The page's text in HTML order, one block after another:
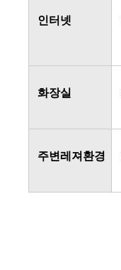
인터넷
화장실
주변레져환경